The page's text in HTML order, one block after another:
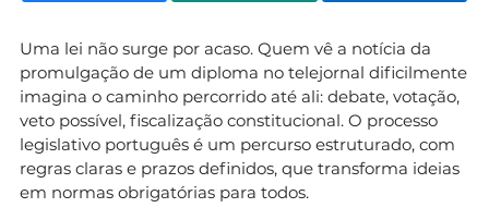
Uma lei não surge por acaso. Quem vê a notícia da
promulgação de um diploma no telejornal dificilmente
imagina o caminho percorrido até ali: debate, votação,
veto possível, fiscalização constitucional. O processo
legislativo português é um percurso estruturado, com
regras claras e prazos definidos, que transforma ideias
em normas obrigatórias para todos.